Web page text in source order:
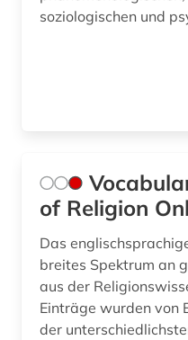
soziologischen und
of Religion
Das
breites Spektrum an
aus der
Einträge wurden von
der